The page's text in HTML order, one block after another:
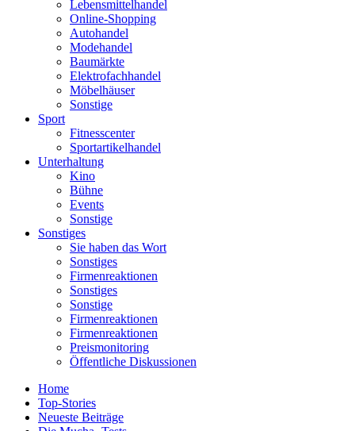
Lebensmittelhandel
Online-Shopping
Autohandel
Modehandel
Baumärkte
Elektrofachhandel
Möbelhäuser
Sonstige
Sport
Fitnesscenter
Sportartikelhandel
Unterhaltung
Kino
Bühne
Events
Sonstige
Sonstiges
Sie haben das Wort
Sonstiges
Firmenreaktionen
Sonstiges
Sonstige
Firmenreaktionen
Firmenreaktionen
Preismonitoring
Öffentliche Diskussionen
Home
Top-Stories
Neueste Beiträge